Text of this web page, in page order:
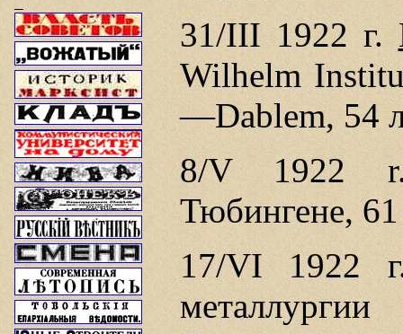
31/III 1922 г.
Wilhelm
—Dablem, 54
8/V
Тюбингене, 61
17/VI 1922